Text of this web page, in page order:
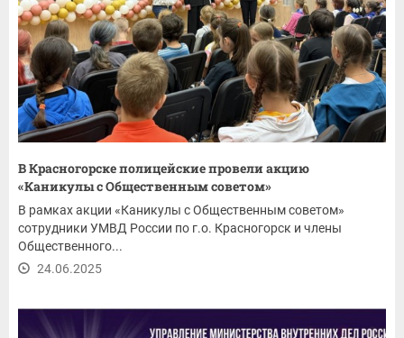
В Красногорске полицейские провели акцию
«Каникулы с Общественным советом»
В рамках акции «Каникулы с Общественным советом»
сотрудники УМВД России по г.о. Красногорск и члены
Общественного...
24.06.2025